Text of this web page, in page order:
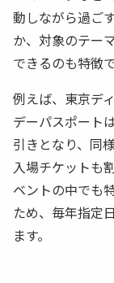
動しながら過ご
か、対象のテー
できるのも特徴で
例えば、東京デ
デーパスポート
引きとなり、同
入場チケットも
ベントの中でも
ため、毎年指定
ます。